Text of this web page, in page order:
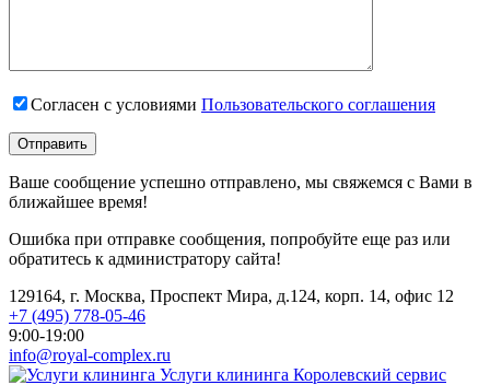
Согласен с условиями Пользовательского соглашения
Ваше сообщение успешно отправлено, мы свяжемся с Вами в
ближайшее время!
Ошибка при отправке сообщения, попробуйте еще раз или
обратитесь к администратору сайта!
129164, г. Москва, Проспект Мира, д.124, корп. 14, офис 12
+7 (495) 778-05-46
9:00-19:00
info@royal-complex.ru
Услуги клининга Королевский сервис